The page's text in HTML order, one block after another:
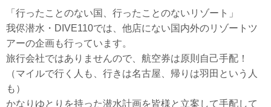
「行ったことのない国、行ったことのないリゾート」
我侭潜水・DIVE110では、他店にない国内外のリゾートツ
アーの企画も行っています。
旅行会社ではありませんので、航空券は原則自己手配！
（マイルで行く人も、行きは名古屋、帰りは羽田という人
も）
かなりゆとりを持った潜水計画を皆様と立案して手配して